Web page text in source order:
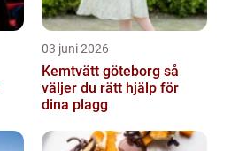
03 juni 2026
Kemtvätt göteborg så
väljer du rätt hjälp för
dina plagg